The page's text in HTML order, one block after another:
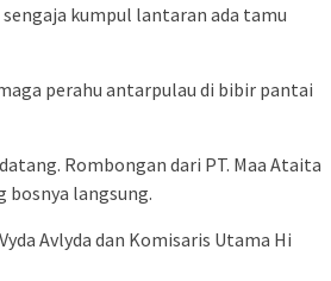
sengaja kumpul lantaran ada tamu
perahu antarpulau di bibir pantai
Rombongan dari PT. Maa Ataita
bosnya langsung.
Avlyda dan Komisaris Utama Hi